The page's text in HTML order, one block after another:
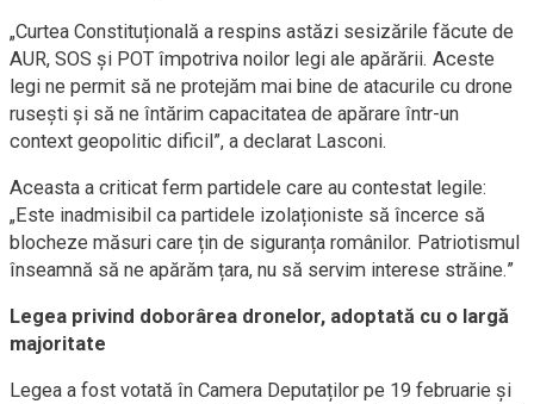
„Curtea Constituțională a respins astăzi sesizările făcute de
AUR, SOS și POT împotriva noilor legi ale apărării. Aceste
legi ne permit să ne protejăm mai bine de atacurile cu drone
rusești și să ne întărim capacitatea de apărare într-un
context geopolitic dificil”, a declarat Lasconi.
Aceasta a criticat ferm partidele care au contestat legile:
„Este inadmisibil ca partidele izolaționiste să încerce să
blocheze măsuri care țin de siguranța românilor. Patriotismul
înseamnă să ne apărăm țara, nu să servim interese străine.”
Legea privind doborârea dronelor, adoptată cu o largă
majoritate
Legea a fost votată în Camera Deputaților pe 19 februarie și